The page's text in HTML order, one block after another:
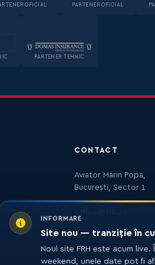
OFICIAL PARTENER OFICIAL
PARTENER TEHNIC
INFORMARE
Site nou — tranziție în
Noul site FRH este acum live.
weekend, unele date pot fi
CONTACT
Aviator Marin Popa,
București, Sector 1